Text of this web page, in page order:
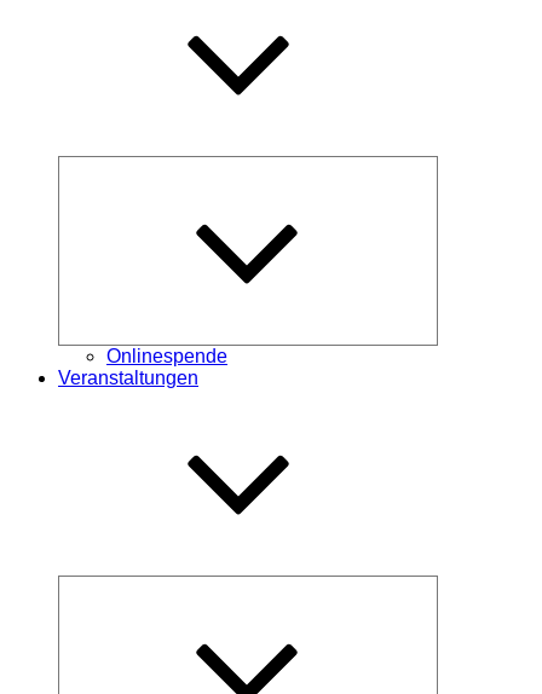
Onlinespende
Veranstaltungen